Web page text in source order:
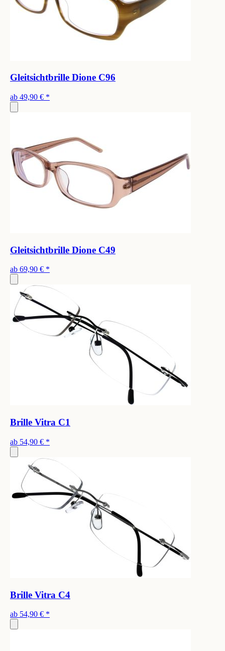
Gleitsichtbrille Dione C96
ab 49,90 € *
Gleitsichtbrille Dione C49
ab 69,90 € *
Brille Vitra C1
ab 54,90 € *
Brille Vitra C4
ab 54,90 € *